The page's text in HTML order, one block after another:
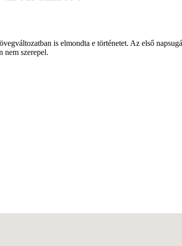
is elmondta e történetet. Az első
nem szerepel.